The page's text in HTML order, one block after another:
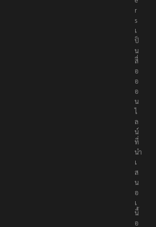
r
s
เ
ป็
น
สื่
อ
อ
อ
น
ไ
ล
น์
ที่
นำ
เ
ส
น
อ
เ
นื้
อ